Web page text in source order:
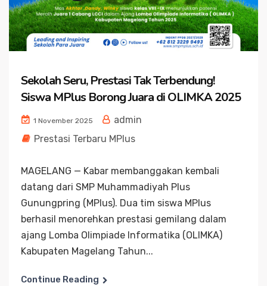
Sekolah Seru, Prestasi Tak Terbendung!
Siswa MPlus Borong Juara di OLIMKA 2025
1 November 2025
admin
Prestasi Terbaru MPlus
MAGELANG — Kabar membanggakan kembali
datang dari SMP Muhammadiyah Plus
Gunungpring (MPlus). Dua tim siswa MPlus
berhasil menorehkan prestasi gemilang dalam
ajang Lomba Olimpiade Informatika (OLIMKA)
Kabupaten Magelang Tahun...
Continue Reading